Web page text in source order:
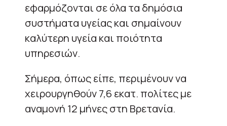
εφαρμόζονται σε όλα τα δημόσια
συστήματα υγείας και σημαίνουν
καλύτερη υγεία και ποιότητα
υπηρεσιών.
Σήμερα, όπως είπε, περιμένουν να
χειρουργηθούν 7,6 εκατ. πολίτες με
αναμονή 12 μήνες στη Βρετανία.